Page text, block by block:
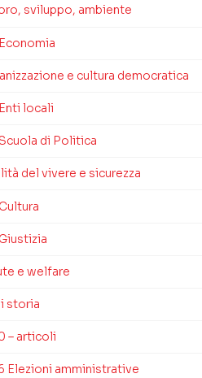
sviluppo, ambiente
Economia
e cultura democratica
Enti locali
Scuola di Politica
del vivere e sicurezza
Cultura
Giustizia
e welfare
storia
– articoli
Elezioni amministrative